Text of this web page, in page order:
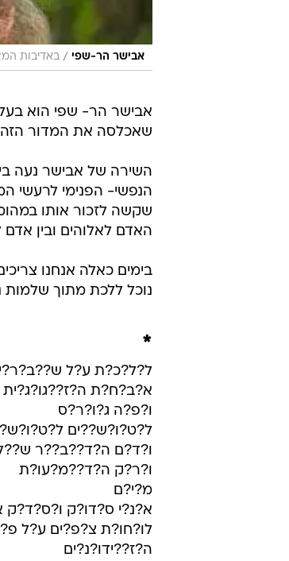
אבישר הר-שפי / באדיבות
אבישר הר- שפי הוא
שאכלסה את המדור
השירה של אבישר נעה
הנפשי- הפנימי לרעשי
שקשה לזכור אותו
האדם לאלוהים ובין
בימים כאלה אנחנו
נוכל ללכת מתוך שלמות
*
ל?ל?כ?ת ע?ל
א?ב?ח?ת
ו?פ?ה ג?ו?ר?ס
ל?ט?ו?ש??ים
ו?ד?ם ה?ד??ב??ר
ו?ר?ק ה?ד??מ?עו?ת
מ?י?ם
א?נ?י ס?דו?ק
לו?חו?ת צ?פ?ים ע?ל
ה?ז??ידו?נ?ים